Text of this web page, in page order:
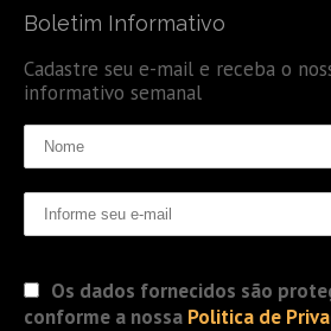
Boletim Informativo
Cadastre seu e-mail e receba o
informativo semanal
Os dados fornecidos são
conforme a nossa Politica de